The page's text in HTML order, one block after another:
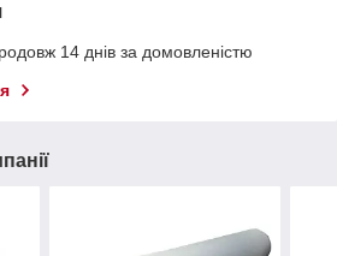
14 днів за домовленістю